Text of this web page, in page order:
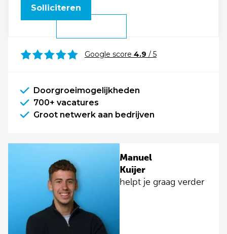
Solliciteren
Google score 4.9 / 5
Doorgroeimogelijkheden
700+ vacatures
Groot netwerk aan bedrijven
Manuel
Kuijer
helpt je graag verder